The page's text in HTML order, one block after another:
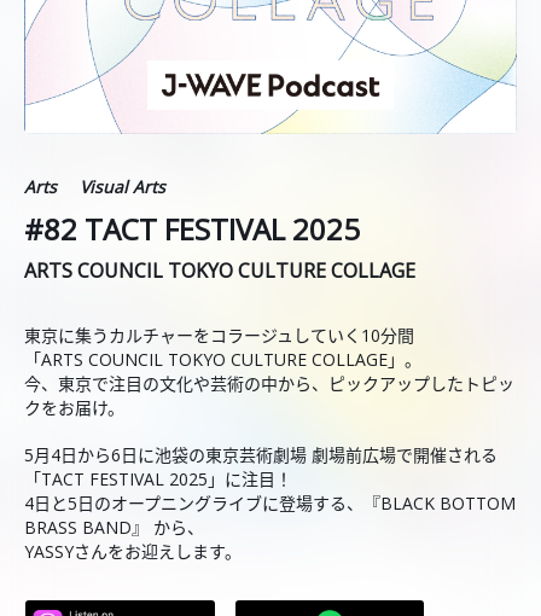
Arts Visual Arts
#82 TACT FESTIVAL 2025
ARTS COUNCIL TOKYO CULTURE COLLAGE
東京に集うカルチャーをコラージュしていく10分間
「ARTS COUNCIL TOKYO CULTURE COLLAGE」。
今、東京で注目の文化や芸術の中から、ピックアップしたトピッ
クをお届け。
5月4日から6日に池袋の東京芸術劇場 劇場前広場で開催される
「TACT FESTIVAL 2025」に注目！
4日と5日のオープニングライブに登場する、『BLACK BOTTOM
BRASS BAND』 から、
YASSYさんをお迎えします。